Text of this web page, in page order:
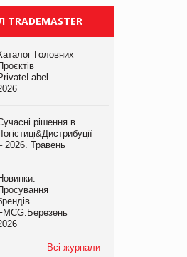
повне
Головних
–
рішення в
2026. Травень
Всі журнали